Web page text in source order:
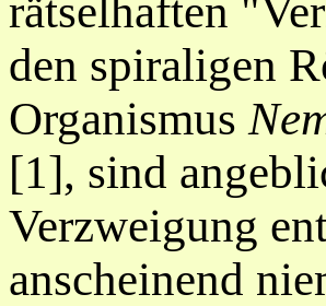
rätselhaften
den spiraligen
Organismus
[1], sind
Verzweigung
anscheinend